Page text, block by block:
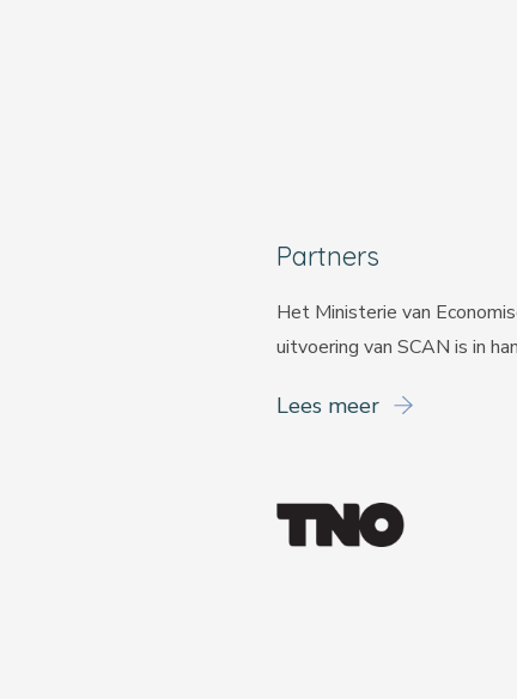
Partners
Het Ministerie van
uitvoering van SCAN is in
Lees meer